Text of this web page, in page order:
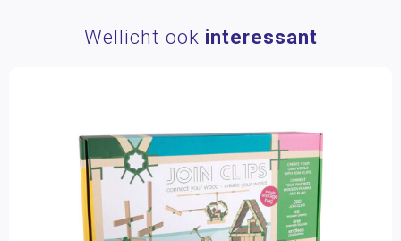
Wellicht ook interessant